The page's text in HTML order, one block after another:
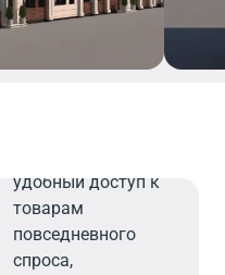
удобный доступ к
товарам
повседневного
спроса,